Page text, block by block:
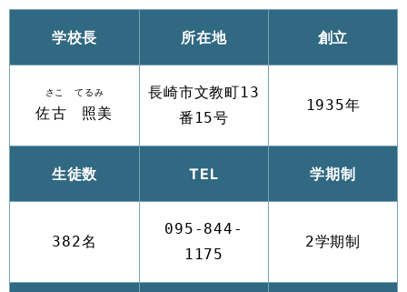
学校長 所在地 創立
さこ てるみ
佐古 照美
長崎市文教町13
番15号
1935年
生徒数 TEL 学期制
382名
095-844-
1175
2学期制